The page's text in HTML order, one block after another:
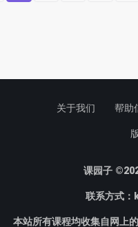
关于我们 帮助
课园子
联系方式：
本站所有课程均收集自网上